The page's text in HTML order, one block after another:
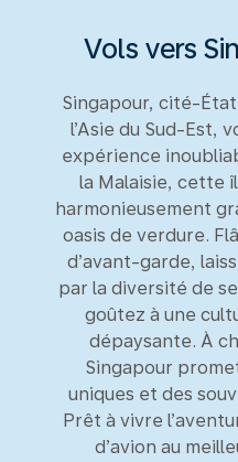
Vols vers
Singapour, cité-
l’Asie du Sud-Est,
expérience
la Malaisie, cette
harmonieusement
oasis de verdure.
d’avant-garde,
par la diversité de
goûtez à une
dépaysante. À
Singapour
uniques et des
Prêt à vivre
d’avion au